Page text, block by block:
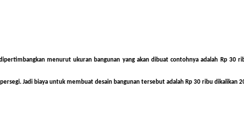
menurut ukuran bangunan yang akan dibuat contohnya adalah Rp 30
Jadi biaya untuk membuat desain bangunan tersebut adalah Rp 30 ribu dikalikan